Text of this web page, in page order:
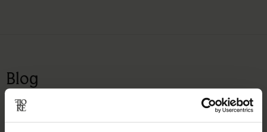
Blog